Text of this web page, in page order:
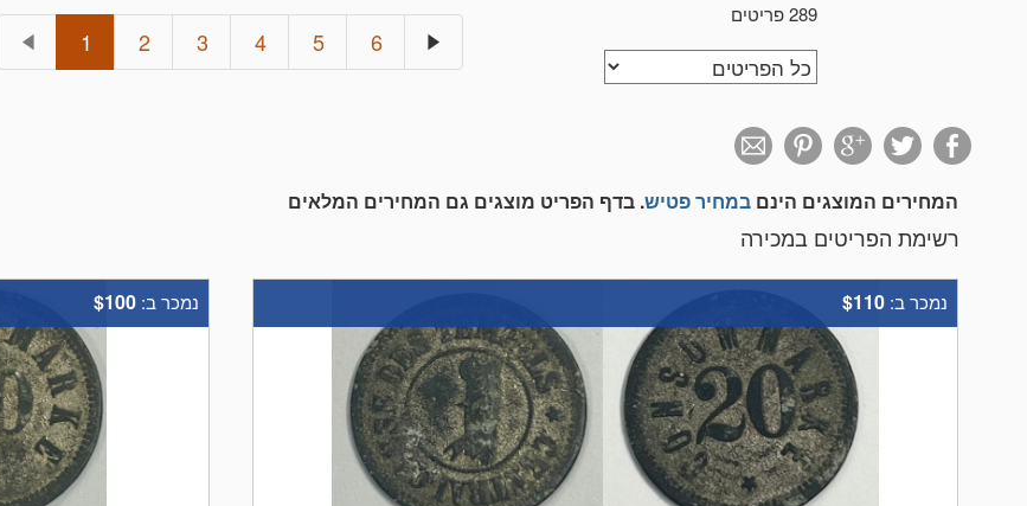
289 פריטים
1 2 3 4 5 6
המחירים המוצגים הינם במחיר פטיש. בדף הפריט מוצגים גם המחירים המלאים
רשימת הפריטים במכירה
נמכר ב: $110 נמכר ב: $100